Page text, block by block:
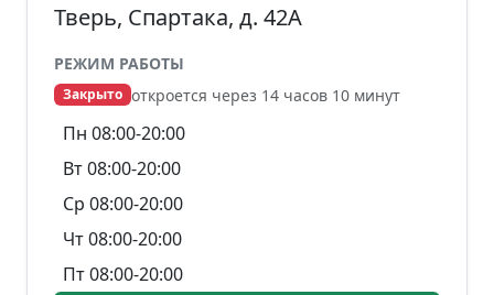
Тверь, Спартака, д. 42А
РЕЖИМ РАБОТЫ
Закрыто откроется через 14 часов 10 минут
Пн 08:00-20:00
Вт 08:00-20:00
Ср 08:00-20:00
Чт 08:00-20:00
Пт 08:00-20:00